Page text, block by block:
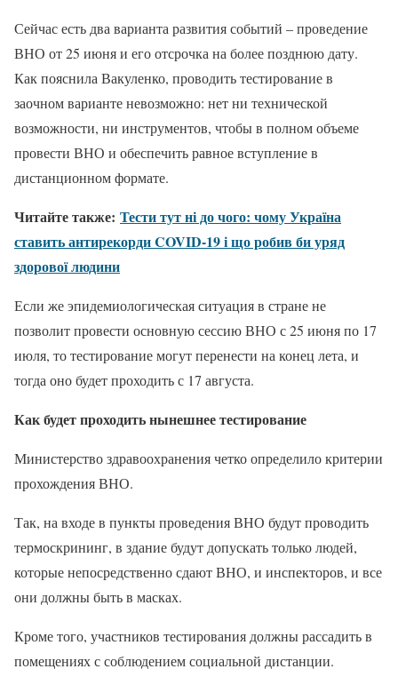
Сейчас есть два варианта развития событий – проведение
ВНО от 25 июня и его отсрочка на более позднюю дату.
Как пояснила Вакуленко, проводить тестирование в
заочном варианте невозможно: нет ни технической
возможности, ни инструментов, чтобы в полном объеме
провести ВНО и обеспечить равное вступление в
дистанционном формате.
Читайте также: Тести тут ні до чого: чому Україна
ставить антирекорди COVID-19 і що робив би уряд
здорової людини
Если же эпидемиологическая ситуация в стране не
позволит провести основную сессию ВНО с 25 июня по 17
июля, то тестирование могут перенести на конец лета, и
тогда оно будет проходить с 17 августа.
Как будет проходить нынешнее тестирование
Министерство здравоохранения четко определило критерии
прохождения ВНО.
Так, на входе в пункты проведения ВНО будут проводить
термоскрининг, в здание будут допускать только людей,
которые непосредственно сдают ВНО, и инспекторов, и все
они должны быть в масках.
Кроме того, участников тестирования должны рассадить в
помещениях с соблюдением социальной дистанции.